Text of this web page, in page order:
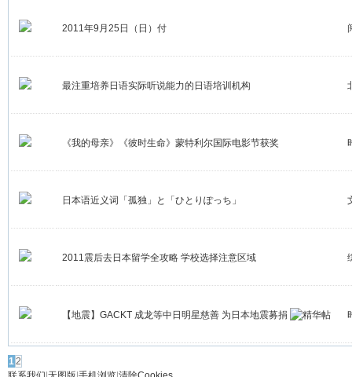
2011年9月25日（日）付
最注重培养日语实际听说能力的日语培训机构
《我的母亲》《彼时生命》蒙特利尔国际电影节获奖
日本语近义词「孤独」と「ひとりぽっち」
2011震后去日本留学全攻略 学校选择注意区域
【地震】GACKT 成龙等中日明星慈善 为日本地震募捐
12